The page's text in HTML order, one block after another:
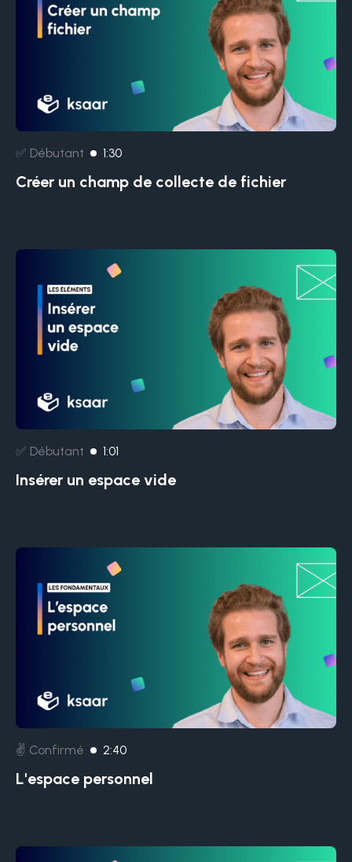
✅ Débutant 1:30
Créer un champ de collecte de fichier
✅ Débutant 1:01
Insérer un espace vide
✌️ Confirmé 2:40
L'espace personnel